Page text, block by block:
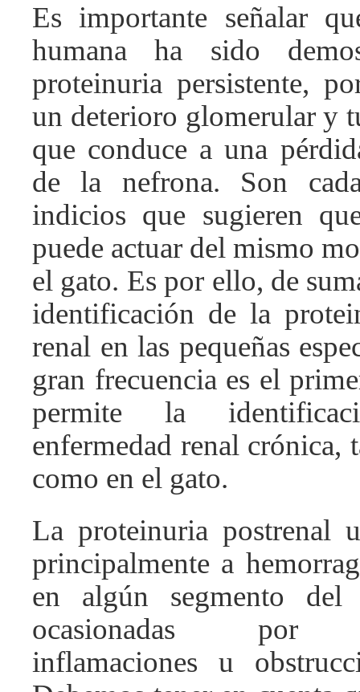
Es importante señalar
humana ha sido
proteinuria persistente,
un deterioro glomerular y
que conduce a una
de la nefrona. Son
indicios que sugieren
puede actuar del mismo
el gato. Es por ello, de
identificación de la
renal en las pequeñas
gran frecuencia es el
permite la
enfermedad renal crónica,
como en el gato.
La proteinuria postrenal
principalmente a
en algún segmento del
ocasionadas por
inflamaciones u